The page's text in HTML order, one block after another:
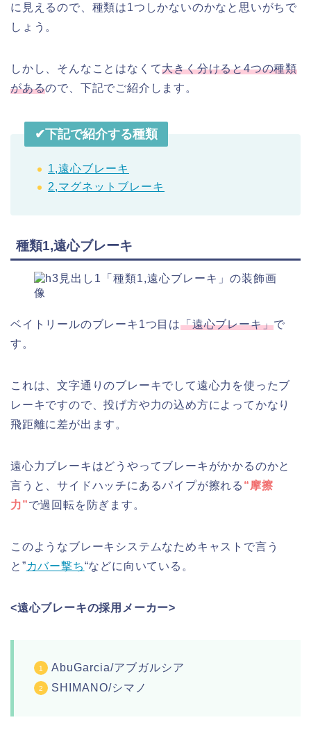
に見えるので、種類は1つしかないのかなと思いがちで
しょう。
しかし、そんなことはなくて大きく分けると4つの種類
があるので、下記でご紹介します。
✔︎下記で紹介する種類
1,遠心ブレーキ
2,マグネットブレーキ
種類1,遠心ブレーキ
ベイトリールのブレーキ1つ目は「遠心ブレーキ」で
す。
これは、文字通りのブレーキでして遠心力を使ったブ
レーキですので、投げ方や力の込め方によってかなり
飛距離に差が出ます。
遠心力ブレーキはどうやってブレーキがかかるのかと
言うと、サイドハッチにあるパイプが擦れる “摩擦
力”で過回転を防ぎます。
このようなブレーキシステムなためキャストで言う
と”カバー撃ち“などに向いている。
<遠心ブレーキの採用メーカー>
AbuGarcia/アブガルシア
SHIMANO/シマノ